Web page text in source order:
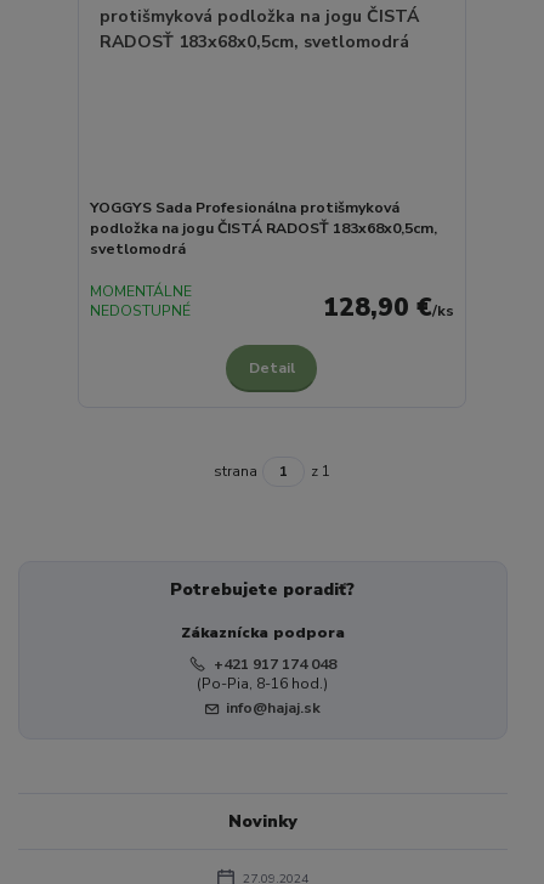
YOGGYS Sada Profesionálna protišmyková
podložka na jogu ČISTÁ RADOSŤ 183x68x0,5cm,
svetlomodrá
128,90 €/ks
MOMENTÁLNE
NEDOSTUPNÉ
Detail
strana z 1
Potrebujete poradiť?
Zákaznícka podpora
+421 917 174 048
(Po-Pia, 8-16 hod.)
info@hajaj.sk
Novinky
27.09.2024